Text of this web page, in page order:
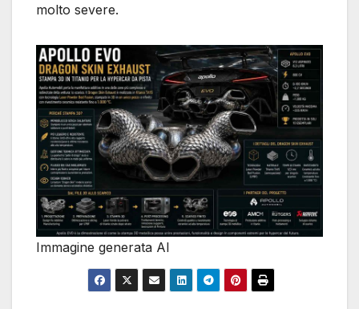
molto severe.
Immagine generata AI